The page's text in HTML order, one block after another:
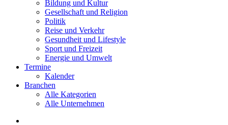
Bildung und Kultur
Gesellschaft und Religion
Politik
Reise und Verkehr
Gesundheit und Lifestyle
Sport und Freizeit
Energie und Umwelt
Termine
Kalender
Branchen
Alle Kategorien
Alle Unternehmen